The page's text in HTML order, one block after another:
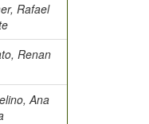
Rafael
Renan
Ana